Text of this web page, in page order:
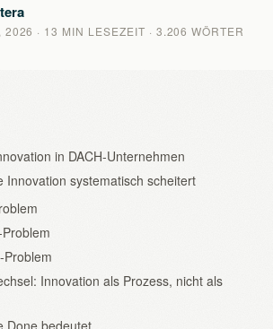
2026 · 13 MIN LESEZEIT · 3.206 WÖRTER
in DACH-Unternehmen
Innovation systematisch scheitert
Problem
Innovation als Prozess, nicht als